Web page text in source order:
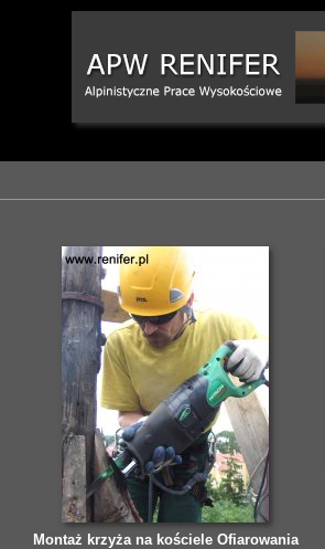
Montaż krzyża na kościele Ofiarowania